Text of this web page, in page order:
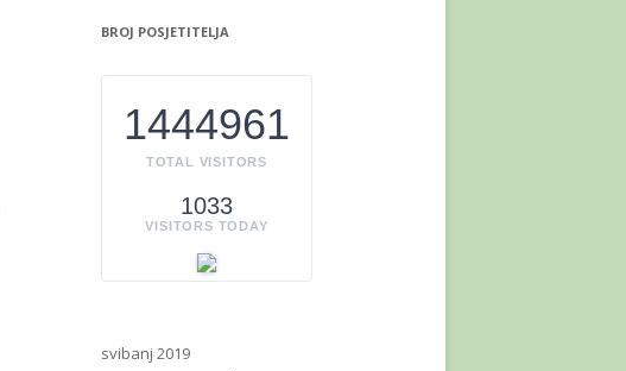
BROJ POSJETITELJA
1444961
TOTAL VISITORS
1033
VISITORS TODAY
svibanj 2019